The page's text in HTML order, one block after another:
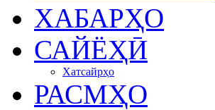
ХАБАРҲО
САЙЁҲӢ
Хатсайрҳо
РАСМҲО